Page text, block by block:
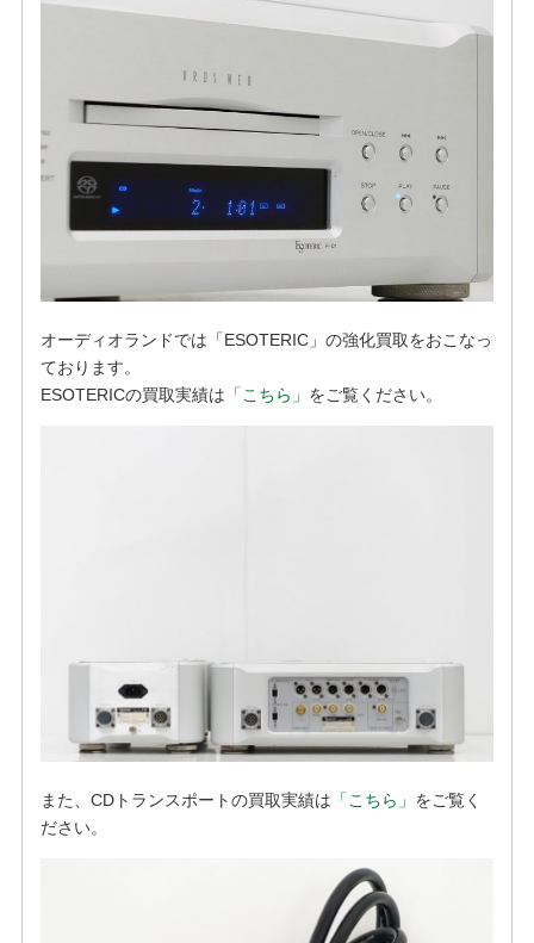
オーディオランドでは「ESOTERIC」の強化買取をおこなっ
ております。
ESOTERICの買取実績は 「こちら」 をご覧ください。
また、CDトランスポートの買取実績は 「こちら」 をご覧く
ださい。